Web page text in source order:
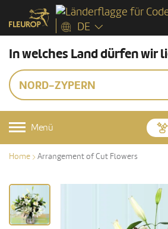
DE
In welches Land dürfen wir
NORD-ZYPERN
Menü
Home Arrangement of Cut Flowers